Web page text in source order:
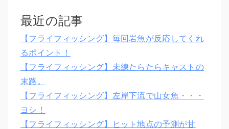
最近の記事
【フライフィッシング】毎回岩魚が反応してくれ
るポイント！
【フライフィッシング】未練たらたらキャストの
末路。
【フライフィッシング】左岸下流で山女魚・・・
ヨシ！
【フライフィッシング】ヒット地点の予測が甘